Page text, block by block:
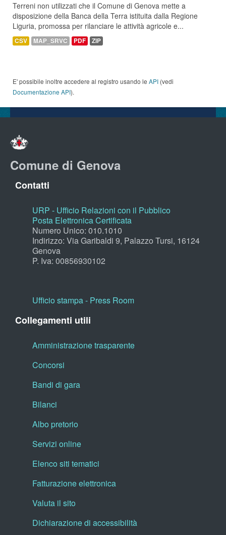
Terreni non utilizzati che il Comune di Genova mette a
disposizione della Banca della Terra istituita dalla Regione
Liguria, promossa per rilanciare le attività agricole e...
CSV MAP_SRVC PDF ZIP
E' possibile inoltre accedere al registro usando le API (vedi
Documentazione API).
Comune di Genova
Contatti
URP - Ufficio Relazioni con il Pubblico
Posta Elettronica Certificata
Numero Unico: 010.1010
Indirizzo: Via Garibaldi 9, Palazzo Tursi, 16124
Genova
P. Iva: 00856930102
Ufficio stampa - Press Room
Collegamenti utili
Amministrazione trasparente
Concorsi
Bandi di gara
Bilanci
Albo pretorio
Servizi online
Elenco siti tematici
Fatturazione elettronica
Valuta il sito
Dichiarazione di accessibilità